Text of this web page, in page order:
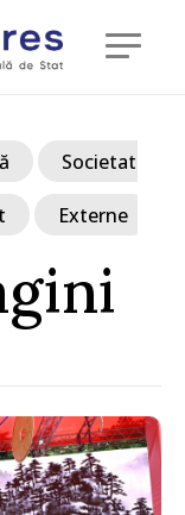
Societate
Externe